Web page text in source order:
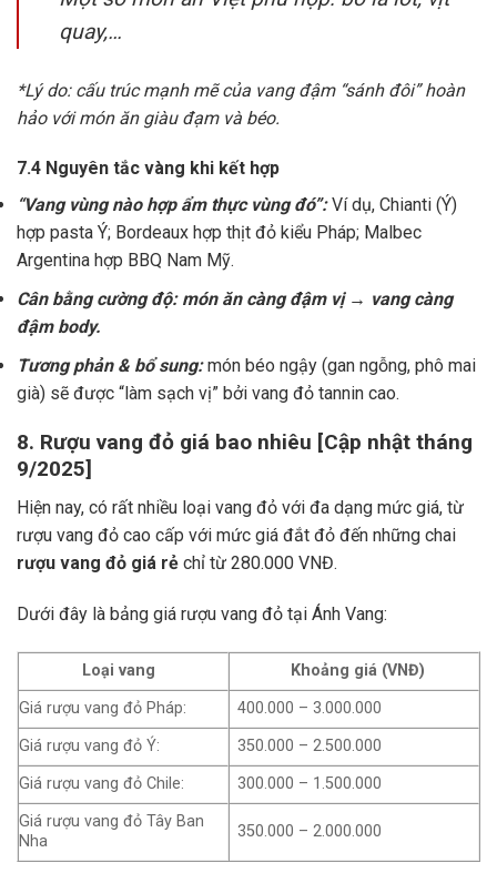
quay,…
*Lý do: cấu trúc mạnh mẽ của vang đậm “sánh đôi” hoàn
hảo với món ăn giàu đạm và béo.
7.4 Nguyên tắc vàng khi kết hợp
“Vang vùng nào hợp ẩm thực vùng đó”:Ví dụ, Chianti (Ý)
hợp pasta Ý; Bordeaux hợp thịt đỏ kiểu Pháp; Malbec
Argentina hợp BBQ Nam Mỹ.
Cân bằng cường độ: món ăn càng đậm vị → vang càng
đậm body.
Tương phản & bổ sung:món béo ngậy (gan ngỗng, phô mai
già) sẽ được “làm sạch vị” bởi vang đỏ tannin cao.
8. Rượu vang đỏ giá bao nhiêu [Cập nhật tháng
9/2025]
Hiện nay, có rất nhiều loại vang đỏ với đa dạng mức giá, từ
rượu vang đỏ cao cấp với mức giá đắt đỏ đến những chai
rượu vang đỏ giá rẻ chỉ từ 280.000 VNĐ.
Dưới đây là bảng giá rượu vang đỏ tại Ánh Vang:
Loại vang
Khoảng giá (VNĐ)
Giá rượu vang đỏ Pháp:
400.000 – 3.000.000
Giá rượu vang đỏ Ý:
350.000 – 2.500.000
Giá rượu vang đỏ Chile:
300.000 – 1.500.000
Giá rượu vang đỏ Tây Ban
Nha
350.000 – 2.000.000